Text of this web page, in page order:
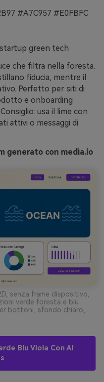
#A7C957 #E0FBFC
green tech
che filtra nella foresta.
fiducia, mentre il
Perfetto per siti di
e onboarding
usa il lime con
attivi o messaggi di
generato con media.io
senza frame dispositivo,
verde foresta e blu
bottoni, sfondo chiaro,
Blu Viola Con AI